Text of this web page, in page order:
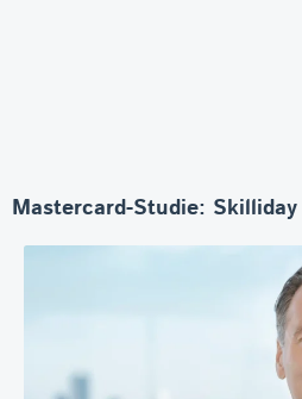
Mastercard-Studie: